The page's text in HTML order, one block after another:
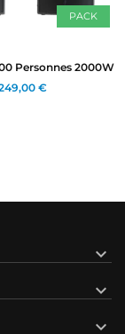
PACK
Personnes 2000W
€


